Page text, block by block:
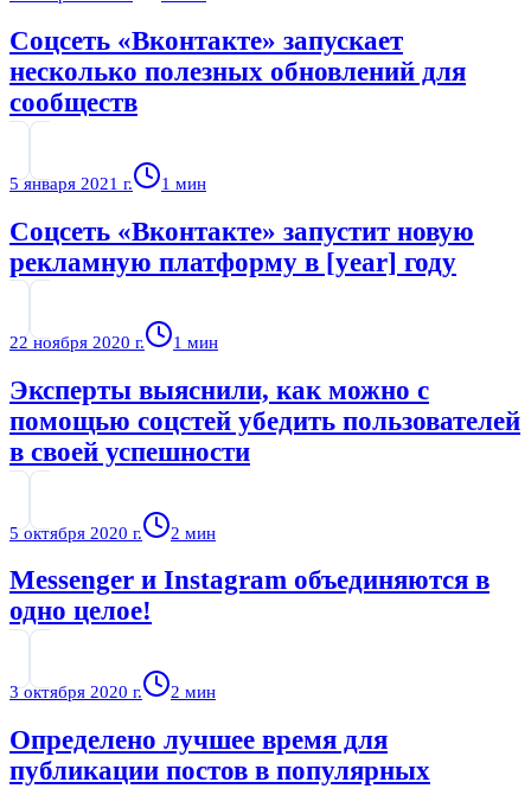
Соцсеть «Вконтакте» запускает
несколько полезных обновлений для
сообществ
5 января 2021 г. 1 мин
Соцсеть «Вконтакте» запустит новую
рекламную платформу в [year] году
22 ноября 2020 г. 1 мин
Эксперты выяснили, как можно с
помощью соцстей убедить пользователей
в своей успешности
5 октября 2020 г. 2 мин
Messenger и Instagram объединяются в
одно целое!
3 октября 2020 г. 2 мин
Определено лучшее время для
публикации постов в популярных